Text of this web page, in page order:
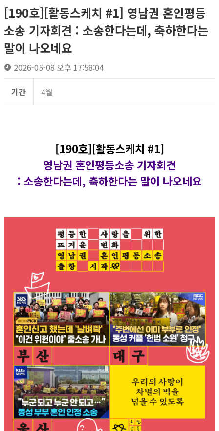
[190호][활동스케치 #1] 영남권 혼인평등
소송 기자회견​ : 소송한다는데, 축하한다는
말이 나오네요
2026-05-08 오후 17:58:04
기간 4월
[190호][활동스케치 #1]
영남권 혼인평등소송 기자회견​
: 소송한다는데, 축하한다는 말이 나오네요